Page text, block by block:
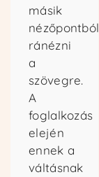
másik
nézőpontból
ránézni
a
szövegre.
A
foglalkozás
elején
ennek a
váltásnak